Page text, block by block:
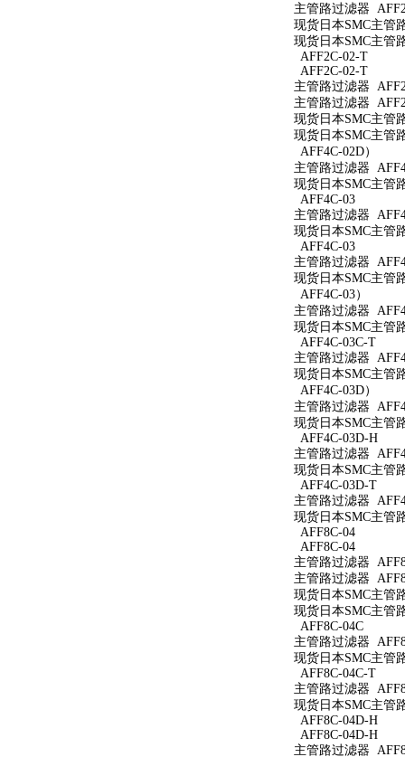
主管路过滤器
现货日本SMC主管
现货日本SMC主管
AFF2C-02-T
AFF2C-02-T
主管路过滤器
主管路过滤器
现货日本SMC主管
现货日本SMC主管
AFF4C-02D）
主管路过滤器
现货日本SMC主管
AFF4C-03
主管路过滤器
现货日本SMC主管
AFF4C-03
主管路过滤器
现货日本SMC主管
AFF4C-03）
主管路过滤器
现货日本SMC主管
AFF4C-03C-T
主管路过滤器
现货日本SMC主管
AFF4C-03D）
主管路过滤器
现货日本SMC主管
AFF4C-03D-H
主管路过滤器
现货日本SMC主管
AFF4C-03D-T
主管路过滤器
现货日本SMC主管
AFF8C-04
AFF8C-04
主管路过滤器
主管路过滤器
现货日本SMC主管
现货日本SMC主管
AFF8C-04C
主管路过滤器
现货日本SMC主管
AFF8C-04C-T
主管路过滤器
现货日本SMC主管
AFF8C-04D-H
AFF8C-04D-H
主管路过滤器